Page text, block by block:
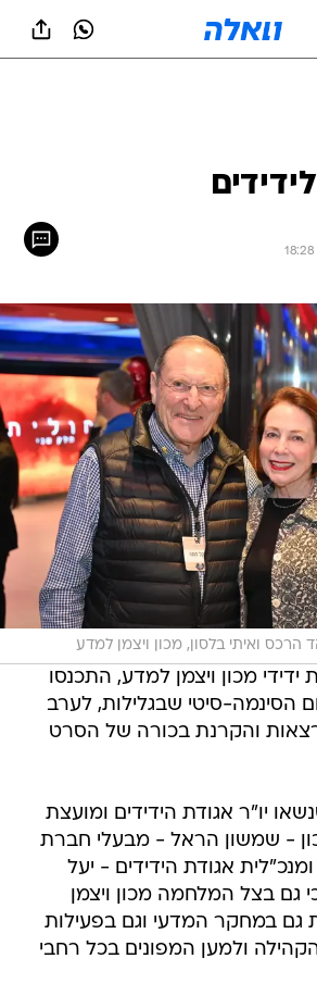
הרכס ואיתי בלסון, מכון ויצמן למדע
ידידי מכון ויצמן למדע, התכנסו
הסינמה-סיטי שבגלילות, לערב
והקרנת בכורה של הסרט
יו"ר אגודת הידידים ומועצת
- שמשון הראל - מבעלי חברת
אגודת הידידים - יעל
גם בצל המלחמה מכון ויצמן
במחקר המדעי וגם בפעילות
ולמען המפונים בכל רחבי